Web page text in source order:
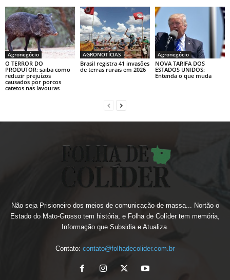
Agronegócio
O TERROR DO
PRODUTOR: saiba como
reduzir prejuízos
causados por porcos
catetos nas lavouras
AGRONOTÍCIAS
Brasil registra 41 invasões
de terras rurais em 2026
Agronegócio
NOVA TARIFA DOS
ESTADOS UNIDOS:
Entenda o que muda
Não seja Prisioneiro dos meios de comunicação de massa... Nortão o
Estado do Mato-Grosso tem história, e Folha de Colíder tem memória,
Informação que Subsidia e Atualiza.
Contato: contato@folhadecolider.com.br